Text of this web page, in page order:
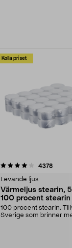
Kolla priset
4378
Levande ljus
Värmeljus stearin,
100 procent stearin
100 procent stearin.
Sverige som brinner
4.5av 5